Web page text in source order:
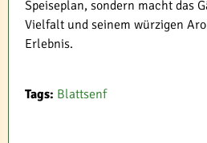
Speiseplan, sondern macht das
Vielfalt und seinem würzigen
Erlebnis.
Tags: Blattsenf